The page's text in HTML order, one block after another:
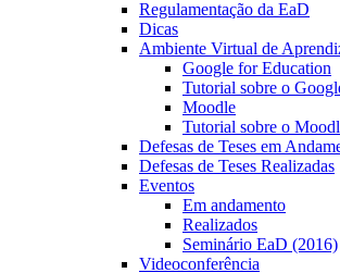
Regulamentação da EaD
Dicas
Ambiente Virtual de
Google for Education
Tutorial sobre o
Moodle
Tutorial sobre o
Defesas de Teses em
Defesas de Teses Realizadas
Eventos
Em andamento
Realizados
Seminário EaD (2016)
Videoconferência